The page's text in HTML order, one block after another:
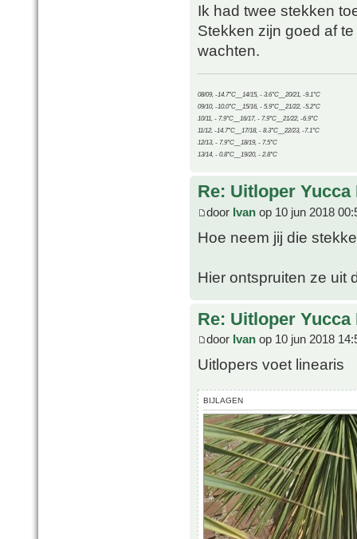
Ik had twee stekken
Stekken zijn goed af
wachten.
08/09, -14.7°C__14/15, - 3.6°C__20/21, -9.1°C
09/10, -10.0°C__15/16, - 5.9°C__21/22, -5.2°C
10/11, - 7.9°C__16/17, - 7.9°C__21/22, -6.9°C
11/12, -14.7°C__17/18, - 8.3°C__22/23, -7.1°C
12/13, - 7.9°C__18/19, - 7.5°C
13/14, - 0.8°C__19/20, - 2.8°C
Re: Uitloper
door Ivan op 10 jun 2018
Hoe neem jij die
Hier ontspruiten ze uit
Re: Uitloper
door Ivan op 10 jun 2018
Uitlopers voet linearis
BIJLAGEN